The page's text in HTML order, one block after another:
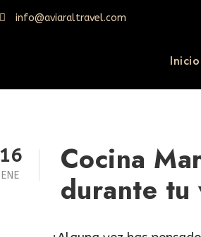
info@aviaraltravel.com
Inicio
16
ENE
Cocina
durante tu